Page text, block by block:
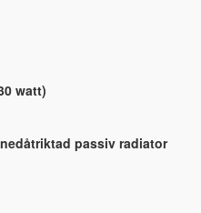
watt)
passiv radiator